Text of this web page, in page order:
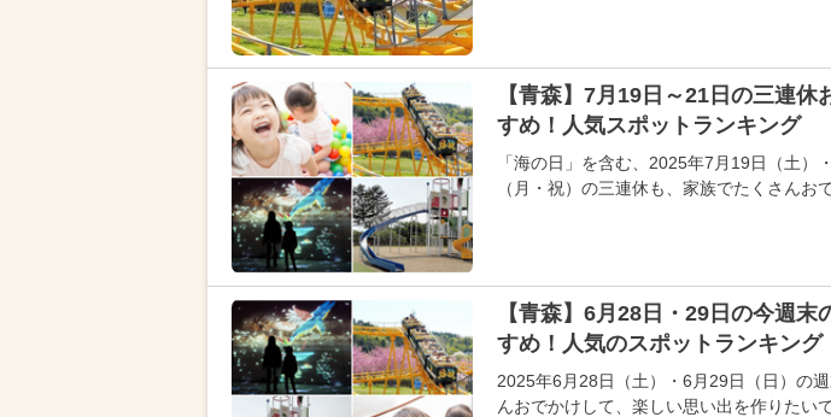
【青森】7月19日～21日の三連休
すめ！人気スポットランキング
「海の日」を含む、2025年7月19日（土）
（月・祝）の三連休も、家族でたくさんお
【青森】6月28日・29日の今週末
すめ！人気のスポットランキング
2025年6月28日（土）・6月29日（日）の
んおでかけして、楽しい思い出を作りたい